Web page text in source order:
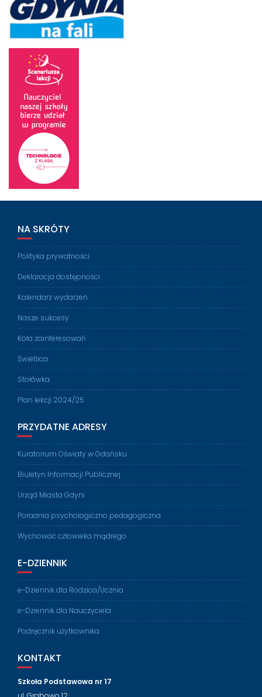
NA SKRÓTY
Polityka prywatności
Deklaracja dostępności
Kalendarz wydarzeń
Nasze sukcesy
Koła zainteresowań
Świetlica
Stołówka
Plan lekcji 2024/25
PRZYDATNE ADRESY
Kuratorium Oświaty w Gdańsku
Biuletyn Informacji Publicznej
Urząd Miasta Gdyni
Poradnia psychologiczno pedagogiczna
Wychować człowieka mądrego
E-DZIENNIK
e-Dziennik dla Rodzica/Ucznia
e-Dziennik dla Nauczyciela
Podręcznik użytkownika
KONTAKT
Szkoła Podstawowa nr 17